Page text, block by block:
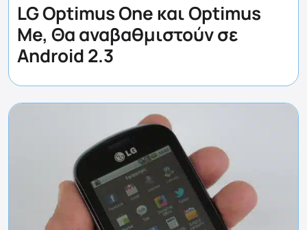
LG Optimus One και Optimus
Me, Θα αναβαθμιστούν σε
Android 2.3